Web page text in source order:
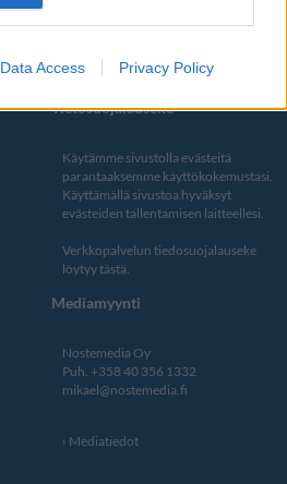
Data Access Privacy Policy
Tietosuojalauseke
Käytämme sivustolla evästeitä
parantaaksemme käyttökokemustasi.
Käyttämällä sivustoa hyväksyt
evästeiden tallentamisen laitteellesi.
Verkkopalvelun tiedosuojalauseke
löytyy tästä
Mediamyynti
Nostemedia Oy
Puh. +358 40 356 1332
mikael@nostemedia.fi
Mediatiedot